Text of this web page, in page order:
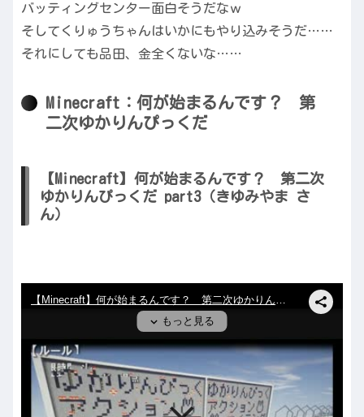
バッティングセンター面白そうだなｗ
そしてくりゅうちゃんはいかにもやり込みそうだ……
それにしても品田、金全くないな……
Minecraft：何が始まるんです？ 第
二次ゆかりんぴっくだ
【Minecraft】何が始まるんです？ 第二次
ゆかりんぴっくだ part3（きゆみやま さ
ん）